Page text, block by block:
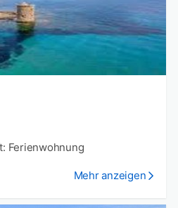
Ferienwohnung
Mehr anzeigen